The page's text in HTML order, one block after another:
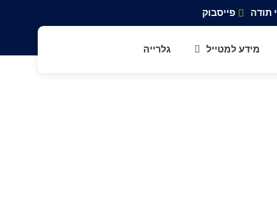
תודה פייסבוק
מידע למטייל גלרייה